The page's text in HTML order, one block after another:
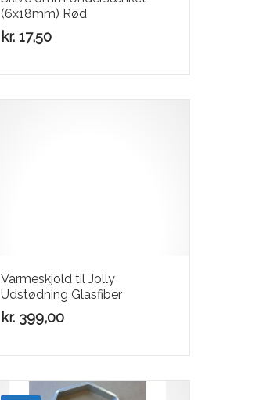
(6x18mm) Rød
kr.17,50
Varmeskjold til Jolly
Udstødning Glasfiber
kr.399,00